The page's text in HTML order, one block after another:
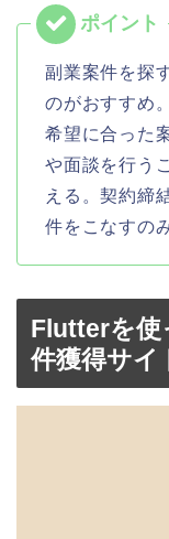
副業案件を探
のがおすすめ
希望に合った
や面談を行う
える。契約締
件をこなすのみ
Flutterを使
件獲得サイ